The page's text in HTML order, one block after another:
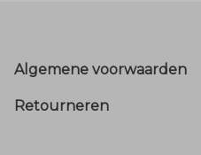
Footer
Algemene voorwaarden
Retourneren